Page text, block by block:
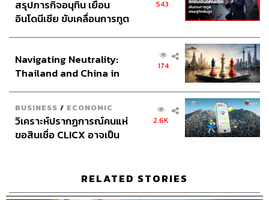
สรุปภารกิจอนุทิน เยือน
อินโดนีเซีย ขับเคลื่อนการทูต
อินโดนีเซีย
543
Navigating Neutrality:
Thailand and China in
174
BUSINESS / ECONOMIC
วิเคราะห์ปรากฏการณ์คนแห่
ขอสินเชื่อ CLICX อาจเป็น
2.6K
RELATED STORIES